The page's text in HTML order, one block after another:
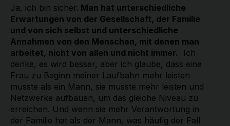
Ja, ich bin sicher. Man hat unterschiedliche
Erwartungen von der Gesellschaft, der Familie
und von sich selbst und unterschiedliche
Annahmen von den Menschen, mit denen man
arbeitet, nicht von allen und nicht immer. Ich
denke, es wird besser, aber ich glaube, dass eine
Frau zu Beginn meiner Laufbahn mehr leisten
musste als ein Mann, sie musste mehr leisten und
Netzwerke aufbauen, um das gleiche Niveau zu
erreichen. Und wenn sie mehr Verantwortung in
der Familie hat als der Mann, was häufig der Fall